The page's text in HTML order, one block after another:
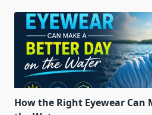
How the Right Eyewear Can